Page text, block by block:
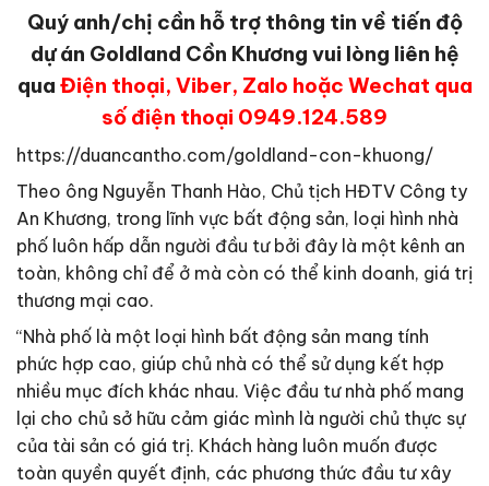
Quý anh/chị cần hỗ trợ thông tin về tiến độ
dự án Goldland Cồn Khương vui lòng liên hệ
qua Điện thoại, Viber, Zalo hoặc Wechat qua
số điện thoại 0949.124.589
https://duancantho.com/goldland-con-khuong/
Theo ông Nguyễn Thanh Hào, Chủ tịch HĐTV Công ty
An Khương, trong lĩnh vực bất động sản, loại hình nhà
phố luôn hấp dẫn người đầu tư bởi đây là một kênh an
toàn, không chỉ để ở mà còn có thể kinh doanh, giá trị
thương mại cao.
“Nhà phố là một loại hình bất động sản mang tính
phức hợp cao, giúp chủ nhà có thể sử dụng kết hợp
nhiều mục đích khác nhau. Việc đầu tư nhà phố mang
lại cho chủ sở hữu cảm giác mình là người chủ thực sự
của tài sản có giá trị. Khách hàng luôn muốn được
toàn quyền quyết định, các phương thức đầu tư xây